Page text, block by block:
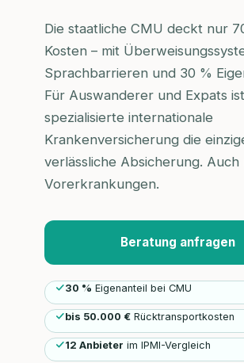
Die staatliche CMU deckt nur
Kosten – mit
Sprachbarrieren und 30 %
Für Auswanderer und Expats
spezialisierte internationale
Krankenversicherung die
verlässliche Absicherung. Auch
Vorerkrankungen.
Beratung anfragen
30 % Eigenanteil bei CMU
bis 50.000 € Rücktransportkosten
12 Anbieter im IPMI-Vergleich